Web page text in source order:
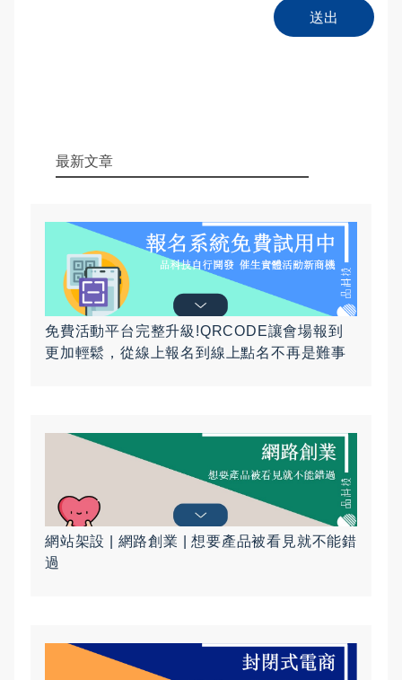
送出
最新文章
免費活動平台完整升級!QRCODE讓會場報到
更加輕鬆，從線上報名到線上點名不再是難事
網站架設 | 網路創業 | 想要產品被看見就不能錯
過